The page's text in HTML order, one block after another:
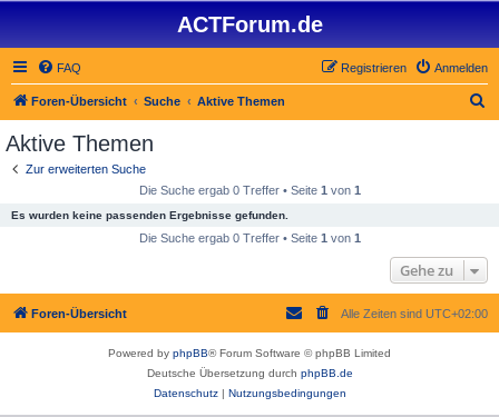
ACTForum.de
FAQ Anmelden
Registrieren
Foren-Übersicht Suche Aktive Themen
Aktive Themen
Zur erweiterten Suche
Die Suche ergab 0 Treffer • Seite 1 von 1
Es wurden keine passenden Ergebnisse gefunden.
Die Suche ergab 0 Treffer • Seite 1 von 1
Gehe zu
Foren-Übersicht Alle Zeiten sind UTC+02:00
Powered by phpBB® Forum Software © phpBB Limited
Deutsche Übersetzung durch phpBB.de
Datenschutz| Nutzungsbedingungen